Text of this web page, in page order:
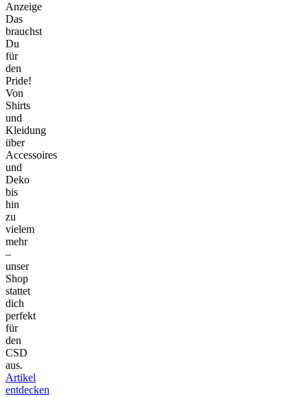
Anzeige
Das
brauchst
Du
für
den
Pride!
Von
Shirts
und
Kleidung
über
Accessoires
und
Deko
bis
hin
zu
vielem
mehr
–
unser
Shop
stattet
dich
perfekt
für
den
CSD
aus.
Artikel
entdecken